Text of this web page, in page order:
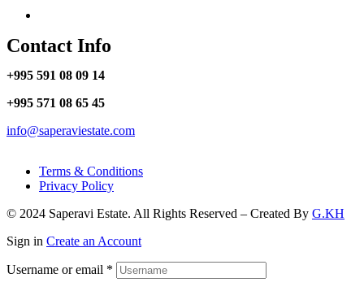
Contact Info
+995 591 08 09 14
+995 571 08 65 45
info@saperaviestate.com
Terms & Conditions
Privacy Policy
© 2024 Saperavi Estate. All Rights Reserved – Created By G.KH
Sign in Create an Account
Username or email *